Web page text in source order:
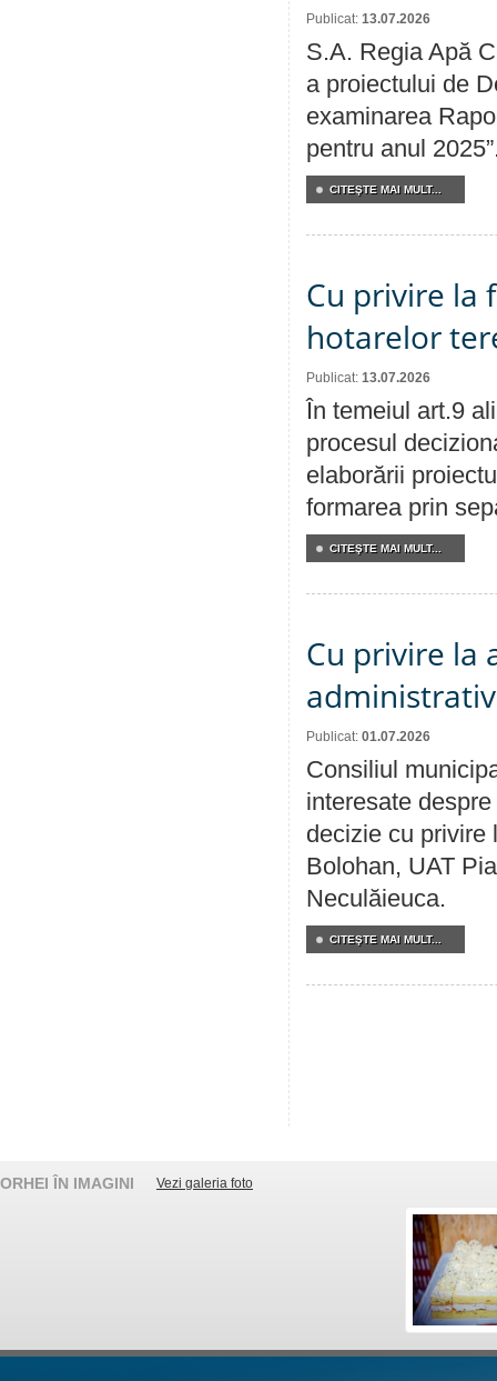
Publicat: 13.07.2026
S.A. Regia Apă
a proiectului de
examinarea
pentru anul
CITEŞTE MAI MULT...
Cu privire la
hotarelor
Publicat: 13.07.2026
În temeiul art.9
procesul
elaborării
formarea prin
CITEŞTE MAI MULT...
Cu privire la
Publicat: 01.07.2026
Consiliul
interesate
decizie cu privire
Bolohan, UAT
Neculăieuca.
CITEŞTE MAI MULT...
ORHEI ÎN IMAGINI Vezi galeria foto